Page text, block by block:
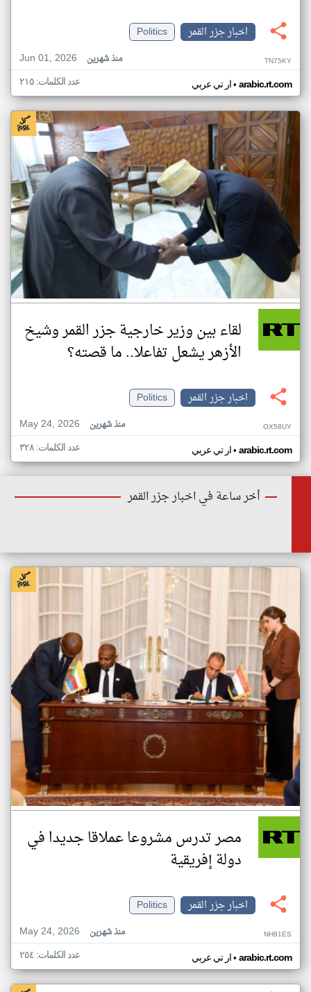
اخبار جزر القمر
Politics
Jun 01, 2026
منذ شهرين TN75KY
ار تي عربي• arabic.rt.com عدد الكلمات: ٢١٥
لقاء بين وزير خارجية جزر القمر وشيخ
الأزهر يشعل تفاعلا.. ما قصته؟
اخبار جزر القمر
Politics
May 24, 2026
منذ شهرين OX58UY
ار تي عربي• arabic.rt.com عدد الكلمات: ٣٢٨
أخر ساعة في اخبار جزر القمر
مصر تدرس مشروعا عملاقا جديدا في
دولة إفريقية
اخبار جزر القمر
Politics
May 24, 2026
منذ شهرين NH91ES
ار تي عربي• arabic.rt.com عدد الكلمات: ٢٥٤